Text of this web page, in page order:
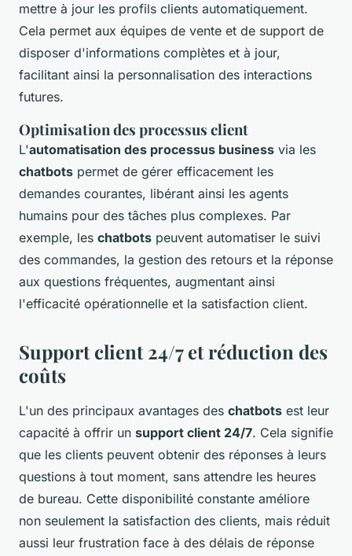
mettre à jour les profils clients automatiquement.
Cela permet aux équipes de vente et de support de
disposer d'informations complètes et à jour,
facilitant ainsi la personnalisation des interactions
futures.
Optimisation des processus client
L'automatisation des processus business via les
chatbots permet de gérer efficacement les
demandes courantes, libérant ainsi les agents
humains pour des tâches plus complexes. Par
exemple, les chatbots peuvent automatiser le suivi
des commandes, la gestion des retours et la réponse
aux questions fréquentes, augmentant ainsi
l'efficacité opérationnelle et la satisfaction client.
Support client 24/7 et réduction des
coûts
L'un des principaux avantages des chatbots est leur
capacité à offrir un support client 24/7. Cela signifie
que les clients peuvent obtenir des réponses à leurs
questions à tout moment, sans attendre les heures
de bureau. Cette disponibilité constante améliore
non seulement la satisfaction des clients, mais réduit
aussi leur frustration face à des délais de réponse